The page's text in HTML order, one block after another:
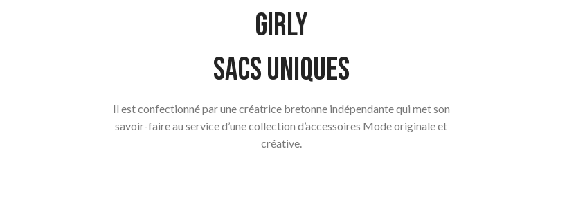
girly
Sacs uniques
Il est confectionné par une créatrice bretonne indépendante qui met son
savoir-faire au service d’une collection d’accessoires Mode originale et
créative.